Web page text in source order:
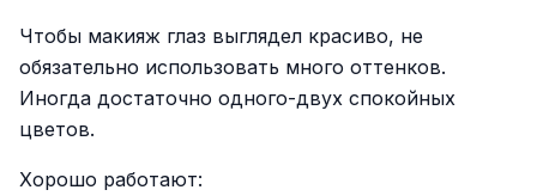
Чтобы макияж глаз выглядел красиво, не
обязательно использовать много оттенков.
Иногда достаточно одного-двух спокойных
цветов.
Хорошо работают: